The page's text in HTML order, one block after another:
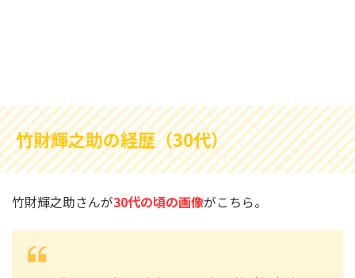
竹財輝之助の経歴（30代）
竹財輝之助さんが30代の頃の画像がこちら。